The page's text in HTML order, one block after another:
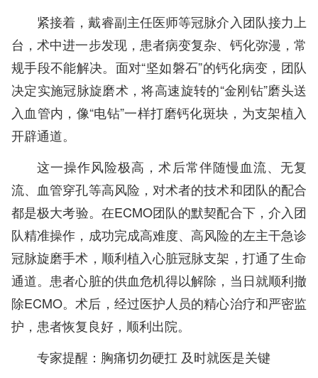
紧接着，戴睿副主任医师等冠脉介入团队接力上
台，术中进一步发现，患者病变复杂、钙化弥漫，常
规手段不能解决。面对“坚如磐石”的钙化病变，团队
决定实施冠脉旋磨术，将高速旋转的“金刚钻”磨头送
入血管内，像“电钻”一样打磨钙化斑块，为支架植入
开辟通道。
这一操作风险极高，术后常伴随慢血流、无复
流、血管穿孔等高风险，对术者的技术和团队的配合
都是极大考验。在ECMO团队的默契配合下，介入团
队精准操作，成功完成高难度、高风险的左主干急诊
冠脉旋磨手术，顺利植入心脏冠脉支架，打通了生命
通道。患者心脏的供血危机得以解除，当日就顺利撤
除ECMO。术后，经过医护人员的精心治疗和严密监
护，患者恢复良好，顺利出院。
专家提醒：胸痛切勿硬扛 及时就医是关键